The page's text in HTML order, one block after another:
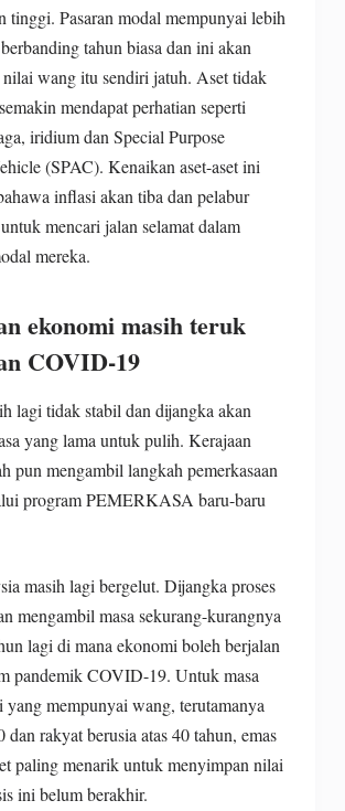
tinggi. Pasaran modal mempunyai lebih
tahun biasa dan ini akan
nilai wang itu sendiri jatuh. Aset tidak
mendapat perhatian seperti
iridium dan Special Purpose
(SPAC). Kenaikan aset-aset ini
inflasi akan tiba dan pelabur
mencari jalan selamat dalam
mereka.
ekonomi masih teruk
COVID-19
lagi tidak stabil dan dijangka akan
yang lama untuk pulih. Kerajaan
pun mengambil langkah pemerkasaan
program PEMERKASA baru-baru
masih lagi bergelut. Dijangka proses
mengambil masa sekurang-kurangnya
lagi di mana ekonomi boleh berjalan
pandemik COVID-19. Untuk masa
yang mempunyai wang, terutamanya
rakyat berusia atas 40 tahun, emas
paling menarik untuk menyimpan nilai
ini belum berakhir.